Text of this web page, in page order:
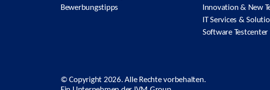
Bewerbungstipps
Innovation & New
IT Services &
Software Testcenter
© Copyright 2026. Alle Rechte vorbehalten.